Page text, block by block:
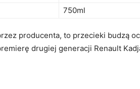
750ml
producenta,⁤ to⁣ przecieki budzą
drugiej generacji ⁣Renault